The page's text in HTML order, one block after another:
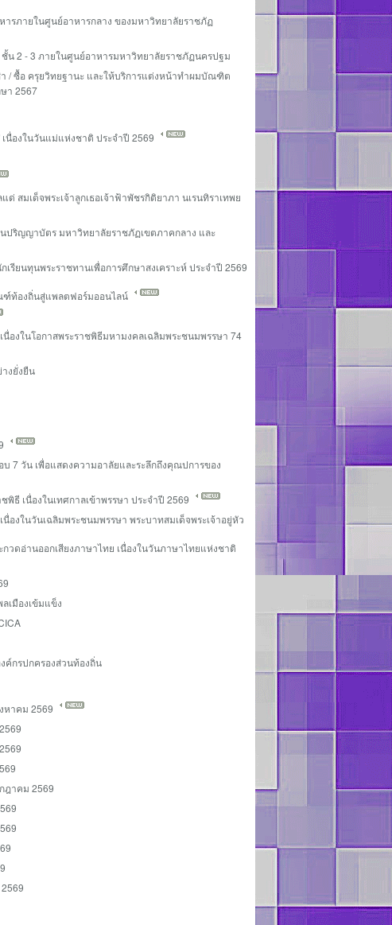
ารภายในศูนย์อาหารกลาง ของมหาวิทยาลัยราชภัฏ
ชั้น 2 - 3 ภายในศูนย์อาหารมหาวิทยาลัยราชภัฏนครปฐม
า / ซื้อ ครุยวิทยฐานะ และให้บริการแต่งหน้าทำผมบัณฑิต
า 2567
นื่องในวันแม่แห่งชาติ ประจำปี 2569
สมเด็จพระเจ้าลูกเธอเจ้าฟ้าพัชรกิติยาภา นเรนทิราเทพย
ปริญญาบัตร มหาวิทยาลัยราชภัฏเขตภาคกลาง และ
ยนทุนพระราชทานเพื่อการศึกษาสงเคราะห์ ประจำปี 2569
ฑ์ท้องถิ่นสู่แพลตฟอร์มออนไลน์
นื่องในโอกาสพระราชพิธีมหามงคลเฉลิมพระชนมพรรษา 74
งยั่งยืน
7 วัน เพื่อแสดงความอาลัยและระลึกถึงคุณปการของ
ธี เนื่องในเทศกาลเข้าพรรษา ประจำปี 2569
องในวันเฉลิมพระชนมพรรษา พระบาทสมเด็จพระเจ้าอยู่หัว
วดอ่านออกเสียงภาษาไทย เนื่องในวันภาษาไทยแห่งชาติ
เมืองเข้มแข็ง
ค์กรปกครองส่วนท้องถิ่น
หาคม 2569
ฎาคม 2569